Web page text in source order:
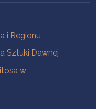
i Regionu
Sztuki Dawnej
w